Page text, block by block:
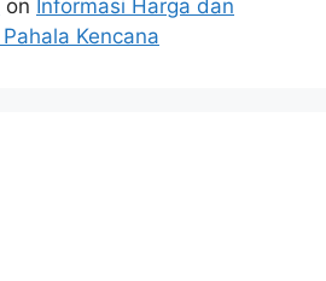
on Informasi Harga dan
Kencana